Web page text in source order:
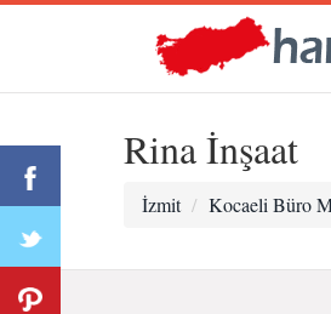
Rina İnşaat
İzmit Kocaeli Büro